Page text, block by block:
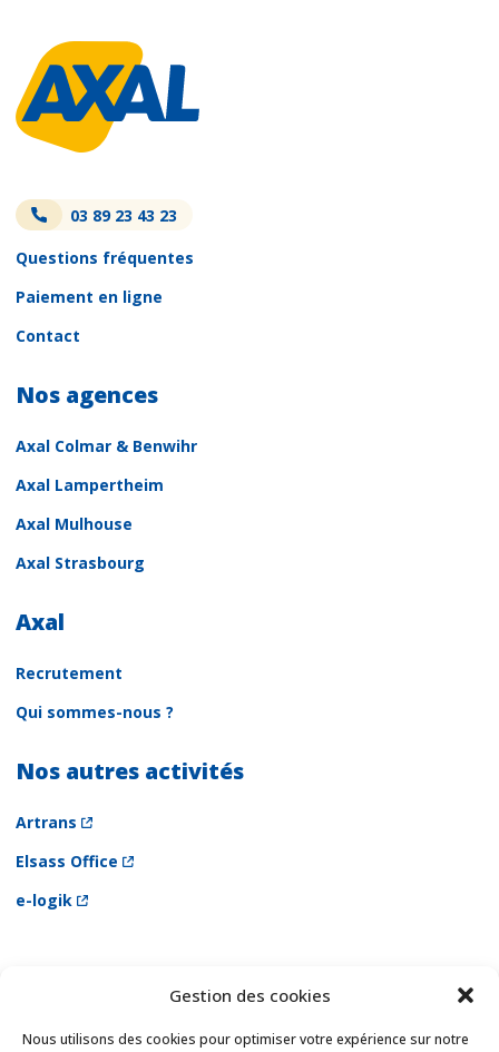
Gestion des cookies
Nous utilisons des cookies pour optimiser votre expérience sur notre
03 89 23 43 23
Questions fréquentes
Paiement en ligne
Contact
Nos agences
Axal Colmar & Benwihr
Axal Lampertheim
Axal Mulhouse
Axal Strasbourg
Axal
Recrutement
Qui sommes-nous ?
Nos autres activités
Artrans
Elsass Office
e-logik
Newsletter
Email *